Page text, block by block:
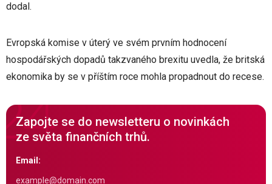
dodal.
Evropská komise v úterý ve svém prvním hodnocení
hospodářských dopadů takzvaného brexitu uvedla, že britská
ekonomika by se v příštím roce mohla propadnout do recese.
Zapojte se do newsletteru o novinkách
ze světa finančních trhů.
Email: